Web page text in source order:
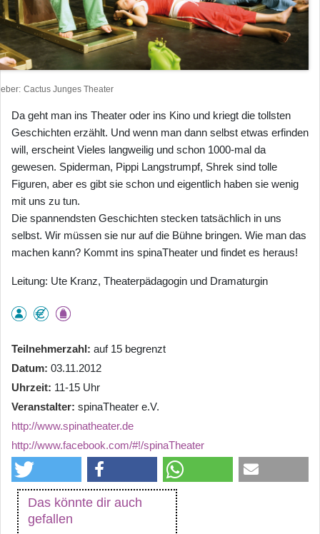
Cactus Junges Theater
Da geht man ins Theater oder ins Kino und kriegt die tollsten
Geschichten erzählt. Und wenn man dann selbst etwas erfinden
will, erscheint Vieles langweilig und schon 1000-mal da
gewesen. Spiderman, Pippi Langstrumpf, Shrek sind tolle
Figuren, aber es gibt sie schon und eigentlich haben sie wenig
mit uns zu tun.
Die spannendsten Geschichten stecken tatsächlich in uns
selbst. Wir müssen sie nur auf die Bühne bringen. Wie man das
machen kann? Kommt ins spinaTheater und findet es heraus!
Leitung: Ute Kranz, Theaterpädagogin und Dramaturgin
Teilnehmerzahl auf 15 begrenzt
Datum 03.11.2012
Uhrzeit 11-15 Uhr
Veranstalter spinaTheater e.V.
http://www.spinatheater.de
http://www.facebook.com/#!/spinaTheater
Das könnte dir auch
gefallen